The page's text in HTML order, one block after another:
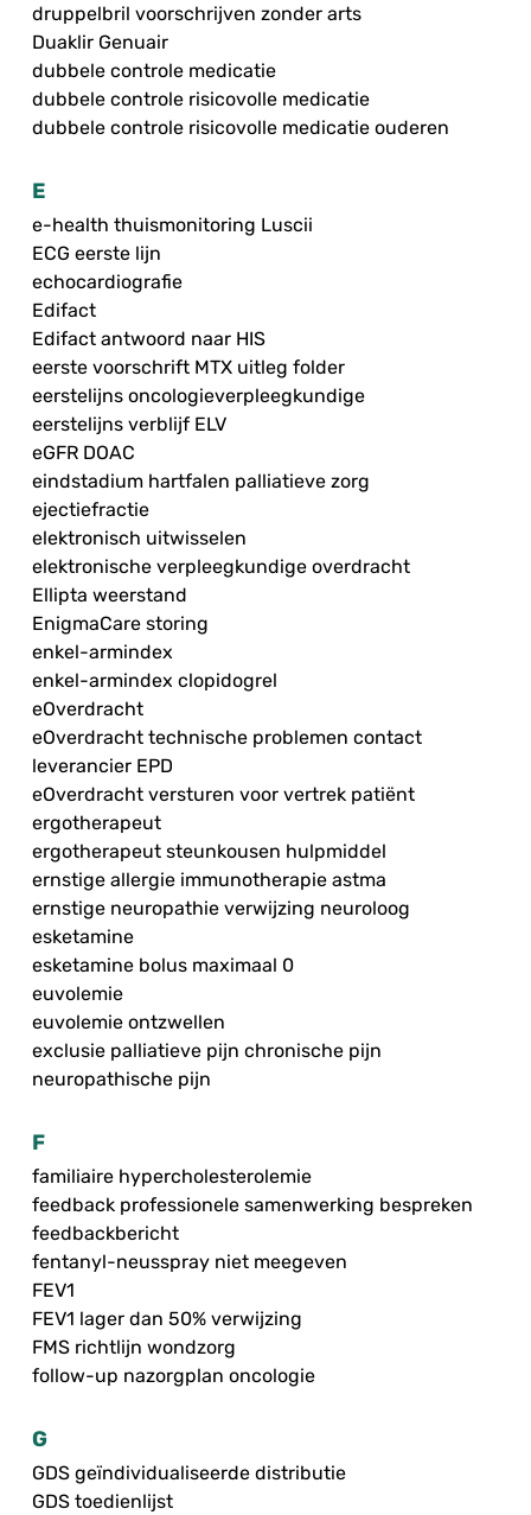
druppelbril voorschrijven zonder arts
Duaklir Genuair
dubbele controle medicatie
dubbele controle risicovolle medicatie
dubbele controle risicovolle medicatie ouderen
E
e-health thuismonitoring Luscii
ECG eerste lijn
echocardiografie
Edifact
Edifact antwoord naar HIS
eerste voorschrift MTX uitleg folder
eerstelijns oncologieverpleegkundige
eerstelijns verblijf ELV
eGFR DOAC
eindstadium hartfalen palliatieve zorg
ejectiefractie
elektronisch uitwisselen
elektronische verpleegkundige overdracht
Ellipta weerstand
EnigmaCare storing
enkel-armindex
enkel-armindex clopidogrel
eOverdracht
eOverdracht technische problemen contact
leverancier EPD
eOverdracht versturen voor vertrek patiënt
ergotherapeut
ergotherapeut steunkousen hulpmiddel
ernstige allergie immunotherapie astma
ernstige neuropathie verwijzing neuroloog
esketamine
esketamine bolus maximaal 0
euvolemie
euvolemie ontzwellen
exclusie palliatieve pijn chronische pijn
neuropathische pijn
F
familiaire hypercholesterolemie
feedback professionele samenwerking bespreken
feedbackbericht
fentanyl-neusspray niet meegeven
FEV1
FEV1 lager dan 50% verwijzing
FMS richtlijn wondzorg
follow-up nazorgplan oncologie
G
GDS geïndividualiseerde distributie
GDS toedienlijst